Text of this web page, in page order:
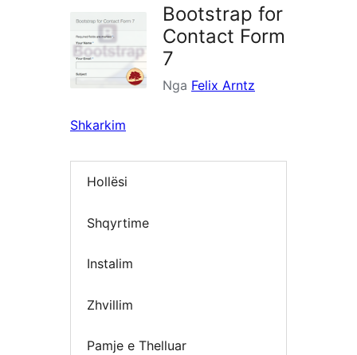
Bootstrap for
Contact Form
7
Nga Felix Arntz
Shkarkim
Hollësi
Shqyrtime
Instalim
Zhvillim
Pamje e Thelluar